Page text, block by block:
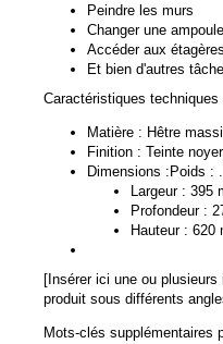
Peindre les murs
Changer une ampoule
Accéder aux
Et bien d'autres
Caractéristiques techniques
Matière : Hêtre
Finition : Teinte
Dimensions :Poids :
Largeur : 395
Profondeur :
Hauteur : 620
[Insérer ici une ou
produit sous différents
Mots-clés supplémentaires